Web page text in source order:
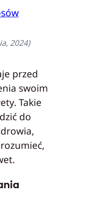
2024)
przed
swoim
Takie
do